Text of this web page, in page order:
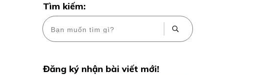
Tìm kiếm:
Đăng ký nhận bài viết mới!